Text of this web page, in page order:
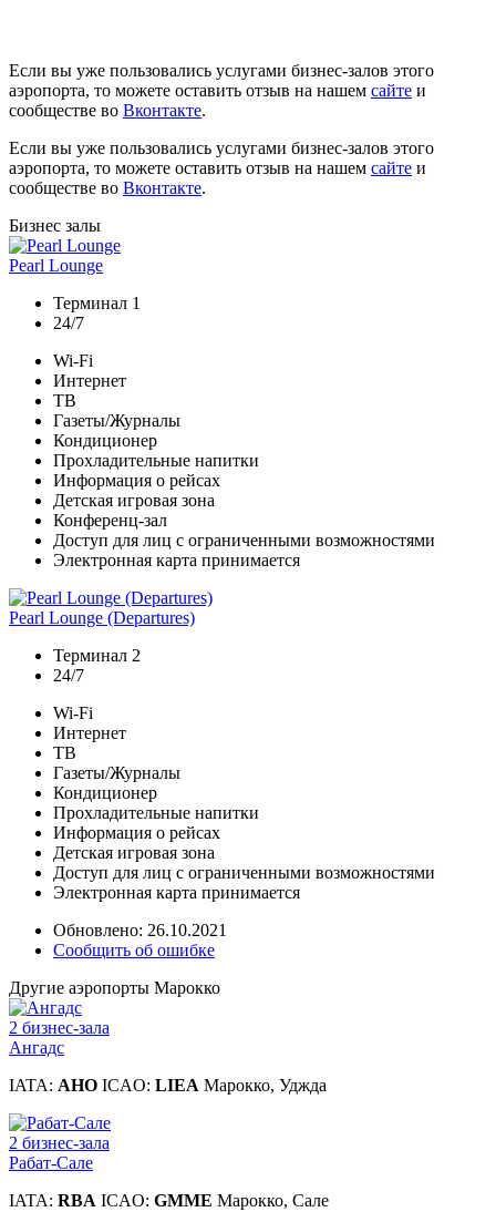
Если вы уже пользовались услугами бизнес-залов этого
аэропорта, то можете оставить отзыв на нашем сайте и
сообществе во Вконтакте.
Если вы уже пользовались услугами бизнес-залов этого
аэропорта, то можете оставить отзыв на нашем сайте и
сообществе во Вконтакте.
Бизнес залы
Pearl Lounge
Терминал 1
24/7
Wi-Fi
Интернет
ТВ
Газеты/Журналы
Кондиционер
Прохладительные напитки
Информация о рейсах
Детская игровая зона
Конференц-зал
Доступ для лиц с ограниченными возможностями
Электронная карта принимается
Pearl Lounge (Departures)
Терминал 2
24/7
Wi-Fi
Интернет
ТВ
Газеты/Журналы
Кондиционер
Прохладительные напитки
Информация о рейсах
Детская игровая зона
Доступ для лиц с ограниченными возможностями
Электронная карта принимается
Обновлено: 26.10.2021
Сообщить об ошибке
Другие аэропорты Марокко
2 бизнес-зала
Ангадс
IATA: AHO ICAO: LIEA Марокко, Уджда
2 бизнес-зала
Рабат-Сале
IATA: RBA ICAO: GMME Марокко, Сале